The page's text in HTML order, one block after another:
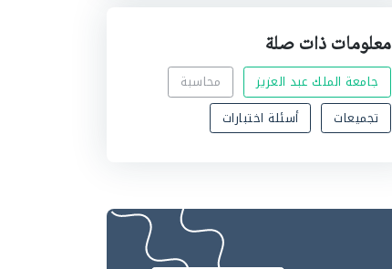
معلومات ذات صلة
جامعة الملك عبد العزيز
محاسبة
تجميعات
أسئلة اختبارات